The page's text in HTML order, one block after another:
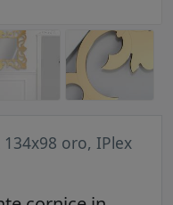
134x98 oro, IPlex